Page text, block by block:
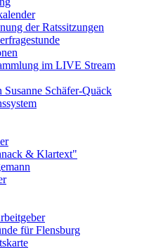
der Ratssitzungen
im LIVE Stream
Susanne Schäfer-Quäck
& Klartext"
für Flensburg